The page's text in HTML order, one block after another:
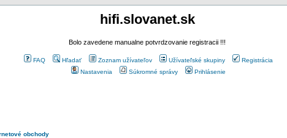
hifi.slovanet.sk
Bolo zavedene manualne potvrdzovanie registracii !!!
FAQ Hľadať Zoznam užívateľov Užívateľské skupiny
Registrácia
Nastavenia
Súkromné správy Prihlásenie
obchody